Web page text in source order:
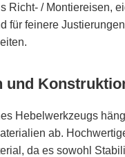
Richt- / Montiereisen,
für feinere
und
Hebelwerkzeugs
ab.
da es sowohl